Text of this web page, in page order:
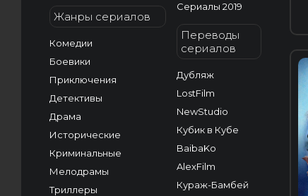
Жанры сериалов
Комедии
Боевики
Приключения
Детективы
Драма
Исторические
Криминальные
Мелодрамы
Триллеры
Сериалы 2019
Переводы
сериалов
Дубляж
LostFilm
NewStudio
Кубик в Кубе
BaibaKo
AlexFilm
Кураж-Бамбей